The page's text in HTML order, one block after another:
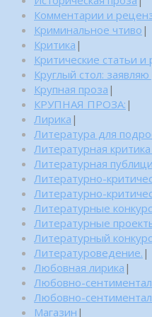
Комментарии и
Криминальное чтиво |
Критика |
Критические статьи
Круглый стол:
Крупная проза |
КРУПНАЯ ПРОЗА: |
Лирика |
Литература для
Литературная
Литературная
Литературно-
Литературно-
Литературные
Литературные
Литературный
Литературоведение. |
Любовная лирика |
Любовно-
Любовно-
Магазин |